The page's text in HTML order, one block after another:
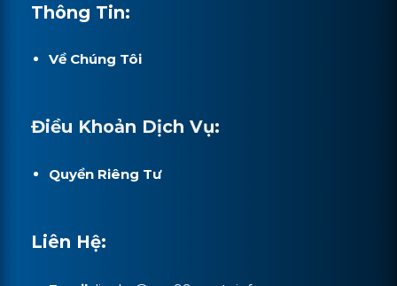
Thông Tin:
Về Chúng Tôi
Điều Khoản Dịch Vụ:
Quyền Riêng Tư
Liên Hệ: